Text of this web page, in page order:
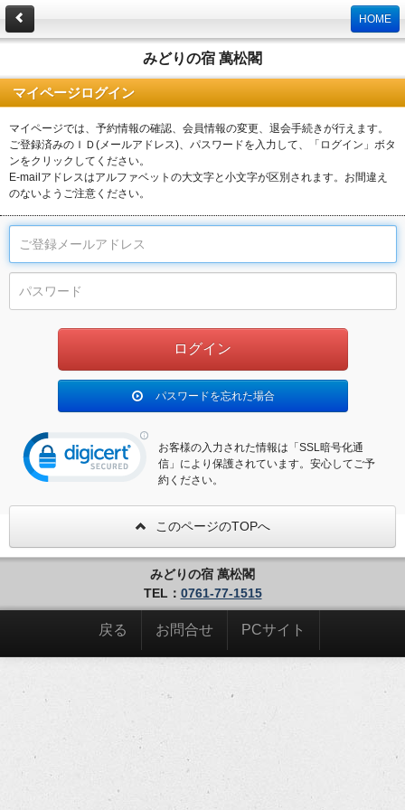
HOME
みどりの宿 萬松閣
マイページログイン
マイページでは、予約情報の確認、会員情報の変更、退会手続きが行えます。
ご登録済みのＩＤ(メールアドレス)、パスワードを入力して、「ログイン」ボタ
ンをクリックしてください。
E-mailアドレスはアルファベットの大文字と小文字が区別されます。お間違え
のないようご注意ください。
パスワードを忘れた場合
お客様の入力された情報は「SSL暗号化通
信」により保護されています。安心してご予
約ください。
このページのTOPへ
みどりの宿 萬松閣
TEL： 0761-77-1515
戻る お問合せ PCサイト